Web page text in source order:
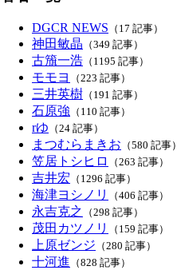
DGCR NEWS （17 記事）
神田敏晶 （349 記事）
古籏一浩 （1195 記事）
モモヨ （223 記事）
三井英樹 （191 記事）
石原強 （110 記事）
rゆ （24 記事）
まつむらまきお （580 記事）
笠居トシヒロ （263 記事）
吉井宏 （1296 記事）
海津ヨシノリ （406 記事）
永吉克之 （298 記事）
茂田カツノリ （159 記事）
上原ゼンジ （280 記事）
十河進 （828 記事）